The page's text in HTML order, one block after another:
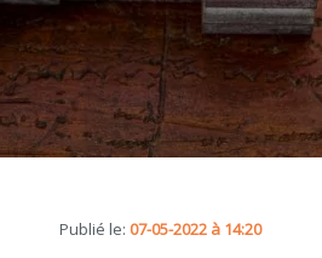
Publié le: 07-05-2022 à 14:20